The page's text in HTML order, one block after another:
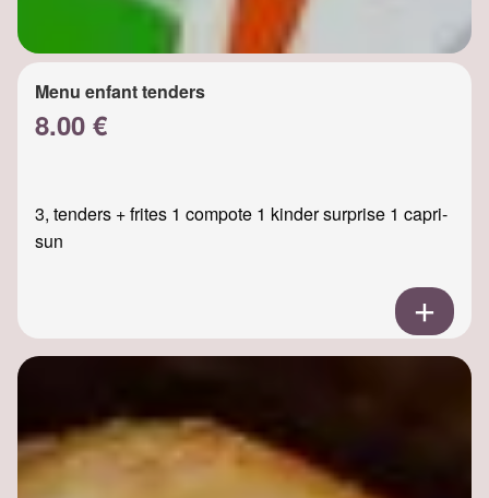
Menu enfant tenders
8.00 €
3, tenders + frites 1 compote 1 kinder surprise 1 capri-
sun